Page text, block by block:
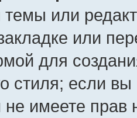
темы или
или
для
стиля; если
имеете прав